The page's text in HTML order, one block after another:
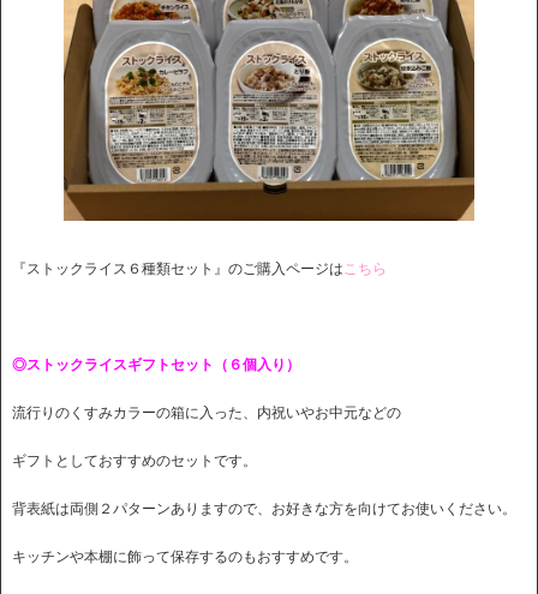
『ストックライス６種類セット』のご購入ページは こちら
◎ストックライスギフトセット（６個入り）
流行りのくすみカラーの箱に入った、内祝いやお中元などの
ギフトとしておすすめのセットです。
背表紙は両側２パターンありますので、お好きな方を向けてお使いください。
キッチンや本棚に飾って保存するのもおすすめです。